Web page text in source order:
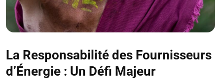
La Responsabilité des Fournisseurs
d’Énergie : Un Défi Majeur